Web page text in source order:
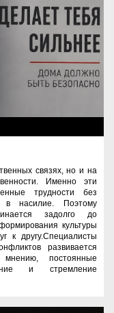
связях, но и на
Именно эти
трудности без
в насилие. Поэтому
задолго до
культуры
к другу.Специалисты
развивается
постоянные
и стремление